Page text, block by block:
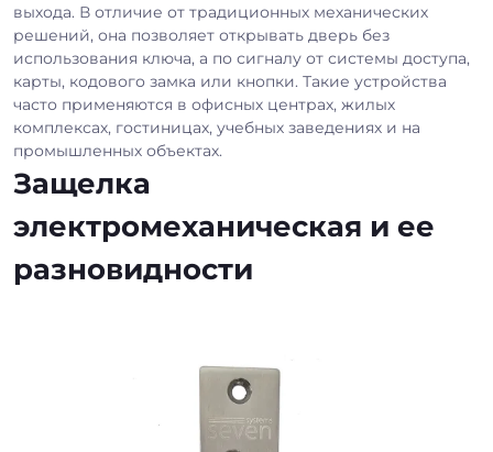
выхода. В отличие от традиционных механических
решений, она позволяет открывать дверь без
использования ключа, а по сигналу от системы доступа,
карты, кодового замка или кнопки. Такие устройства
часто применяются в офисных центрах, жилых
комплексах, гостиницах, учебных заведениях и на
промышленных объектах.
Защелка
электромеханическая и ее
разновидности